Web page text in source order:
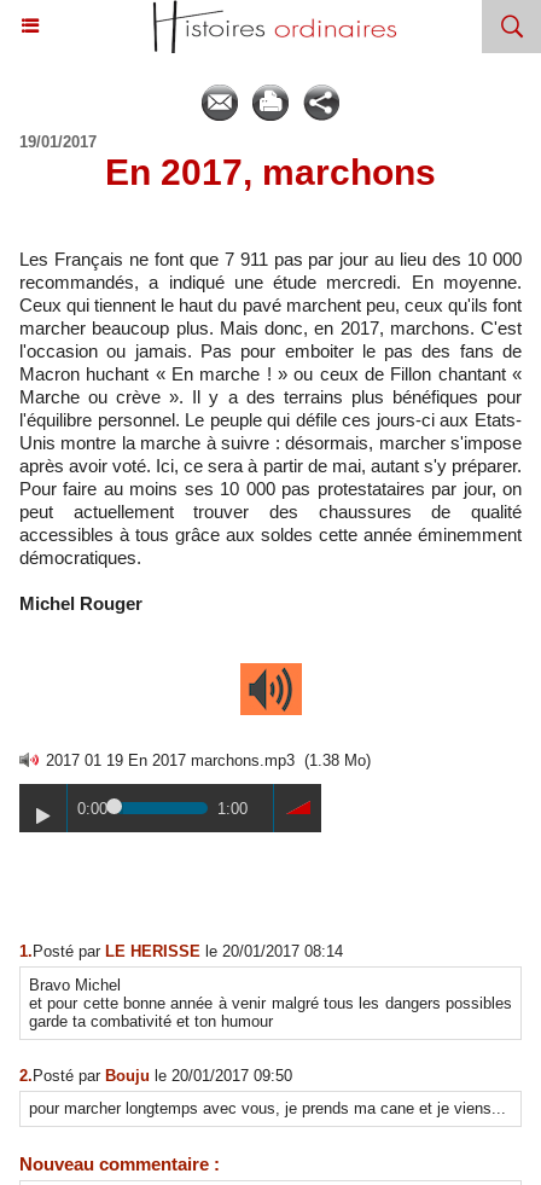
19/01/2017
En 2017, marchons
Les Français ne font que 7 911 pas par jour au lieu des 10 000
recommandés, a indiqué une étude mercredi. En moyenne.
Ceux qui tiennent le haut du pavé marchent peu, ceux qu'ils font
marcher beaucoup plus. Mais donc, en 2017, marchons. C'est
l'occasion ou jamais. Pas pour emboiter le pas des fans de
Macron huchant « En marche ! » ou ceux de Fillon chantant «
Marche ou crève ». Il y a des terrains plus bénéfiques pour
l'équilibre personnel. Le peuple qui défile ces jours-ci aux Etats-
Unis montre la marche à suivre : désormais, marcher s'impose
après avoir voté. Ici, ce sera à partir de mai, autant s'y préparer.
Pour faire au moins ses 10 000 pas protestataires par jour, on
peut actuellement trouver des chaussures de qualité
accessibles à tous grâce aux soldes cette année éminemment
démocratiques.
Michel Rouger
2017 01 19 En 2017 marchons.mp3 (1.38 Mo)
0:00 1:00
1. Posté par LE HERISSE le 20/01/2017 08:14
Bravo Michel
et pour cette bonne année à venir malgré tous les dangers possibles
garde ta combativité et ton humour
2.Posté par Bouju le 20/01/2017 09:50
pour marcher longtemps avec vous, je prends ma cane et je viens...
Nouveau commentaire :